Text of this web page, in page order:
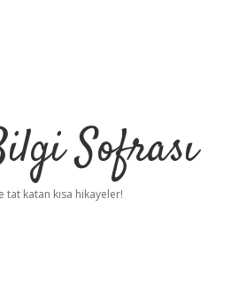
Sofrası
tat katan kısa hikayeler!